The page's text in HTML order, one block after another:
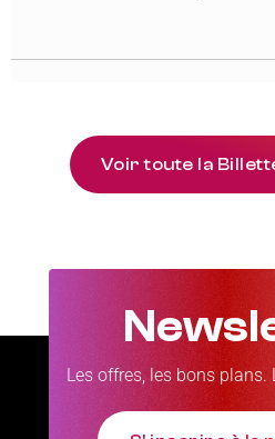
Voir toute la
Les offres, les bons plans.